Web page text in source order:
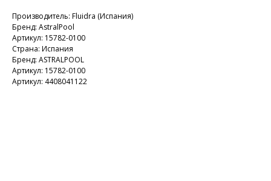
Производитель: Fluidra (Испания)
Бренд: AstralPool
Артикул: 15782-0100
Страна: Испания
Бренд: ASTRALPOOL
Артикул: 15782-0100
Артикул: 4408041122